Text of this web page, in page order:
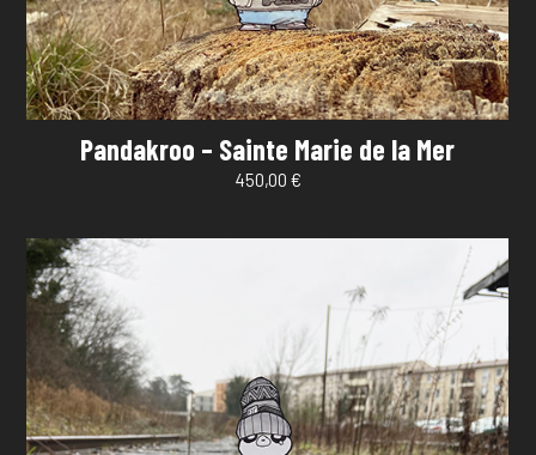
Pandakroo – Sainte Marie de la Mer
450,00 €